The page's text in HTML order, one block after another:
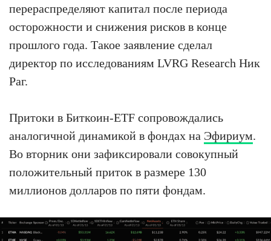
перераспределяют капитал после периода
осторожности и снижения рисков в конце
прошлого года. Такое заявление сделал
директор по исследованиям LVRG Research Ник
Раг.
Притоки в Биткоин-ETF сопровождались
аналогичной динамикой в фондах на Эфириум.
Во вторник они зафиксировали совокупный
положительный приток в размере 130
миллионов долларов по пяти фондам.